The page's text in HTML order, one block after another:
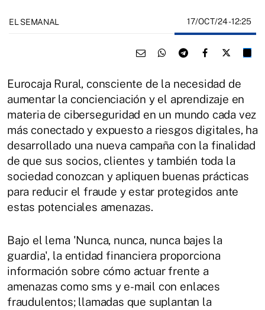
EL SEMANAL 17/OCT/24- 12:25
Eurocaja Rural, consciente de la necesidad de
aumentar la concienciación y el aprendizaje en
materia de ciberseguridad en un mundo cada vez
más conectado y expuesto a riesgos digitales, ha
desarrollado una nueva campaña con la finalidad
de que sus socios, clientes y también toda la
sociedad conozcan y apliquen buenas prácticas
para reducir el fraude y estar protegidos ante
estas potenciales amenazas.
Bajo el lema 'Nunca, nunca, nunca bajes la
guardia', la entidad financiera proporciona
información sobre cómo actuar frente a
amenazas como sms y e-mail con enlaces
fraudulentos; llamadas que suplantan la